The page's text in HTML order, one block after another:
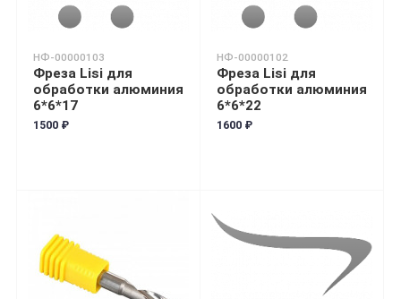
НФ-00000103
Фреза Lisi для
обработки алюминия
6*6*17
1500 ₽
НФ-00000102
Фреза Lisi для
обработки алюминия
6*6*22
1600 ₽